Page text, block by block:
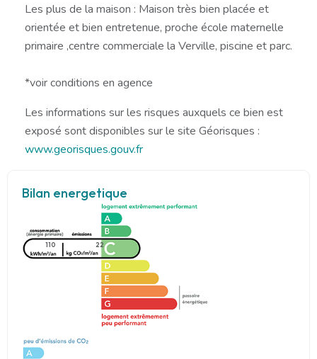
Les plus de la maison : Maison très bien placée et
orientée et bien entretenue, proche école maternelle
primaire ,centre commerciale la Verville, piscine et parc.
*voir conditions en agence
Les informations sur les risques auxquels ce bien est
exposé sont disponibles sur le site Géorisques :
www.georisques.gouv.fr
Bilan energetique
110 22